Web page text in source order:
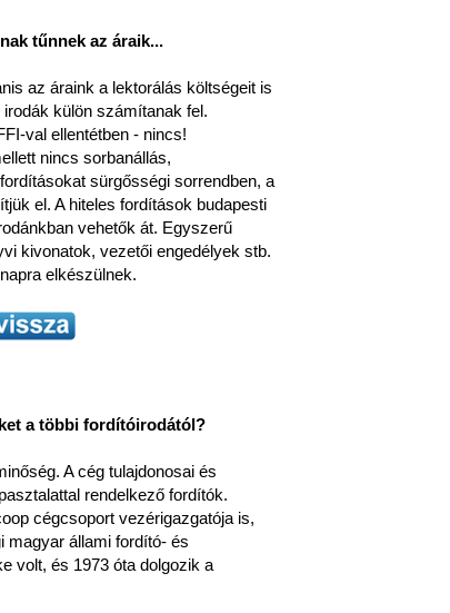
tűnnek az áraik...
az áraink a lektorálás költségeit is
külön számítanak fel.
val ellentétben - nincs!
nincs sorbanállás,
sürgősségi sorrendben, a
el. A hiteles fordítások budapesti
vehetők át. Egyszerű
kivonatok, vezetői engedélyek stb.
elkészülnek.
a többi fordítóirodától?
A cég tulajdonosai és
rendelkező fordítók.
cégcsoport vezérigazgatója is,
magyar állami fordító- és
volt, és 1973 óta dolgozik a